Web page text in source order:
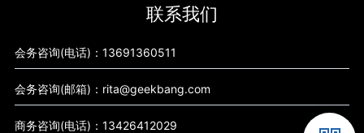
联系我们
会务咨询(电话)：13691360511
会务咨询(邮箱)：rita@geekbang.com
商务咨询(电话)：13426412029